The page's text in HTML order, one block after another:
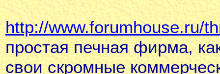
http://www.forumhouse.ru/
простая печная фирма,
свои скромные